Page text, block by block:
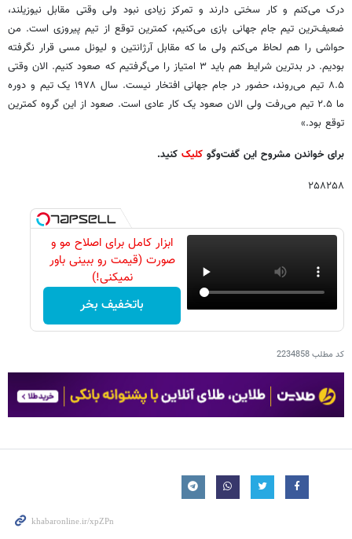
درک می‌کنم و کار سختی دارند و تمرکز زیادی نبود ولی وقتی مقابل نیوزیلند،
ضعیف‌ترین تیم جام جهانی بازی می‌کنیم، کمترین توقع از تیم پیروزی است. من
حواشی را هم لحاظ می‌کنم ولی ما که مقابل آرژانتین و لیونل مسی قرار نگرفته
بودیم. در بدترین شرایط هم باید ۳ امتیاز را می‌گرفتیم که صعود کنیم. الان وقتی
۸.۵ تیم می‌روند، حضور در جام جهانی افتخار نیست. سال ۱۹۷۸ یک تیم و دوره
ما ۲.۵ تیم می‌رفت ولی الان صعود یک کار عادی است. صعود از این گروه کمترین
توقع بود.»
برای خواندن مشروح این گفت‌وگو کلیک کنید.
۲۵۸۲۵۸
ابزار کامل برای اصلاح مو و
صورت (قیمت رو ببینی باور
نمیکنی!)
باتخفیف بخر
کد مطلب2234858